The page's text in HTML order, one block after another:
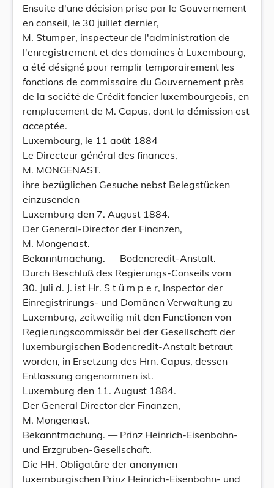
Ensuite d'une décision prise par le Gouvernement
en conseil, le 30 juillet dernier,
M. Stumper, inspecteur de l'administration de
l'enregistrement et des domaines à Luxembourg,
a été désigné pour remplir temporairement les
fonctions de commissaire du Gouvernement près
de la société de Crédit foncier luxembourgeois, en
remplacement de M. Capus, dont la démission est
acceptée.
Luxembourg, le 11 août 1884
Le Directeur général des finances,
M. MONGENAST.
ihre bezüglichen Gesuche nebst Belegstücken
einzusenden
Luxemburg den 7. August 1884.
Der General-Director der Finanzen,
M. Mongenast.
Bekanntmachung. — Bodencredit-Anstalt.
Durch Beschluß des Regierungs-Conseils vom
30. Juli d. J. ist Hr. S t ü m p e r, Inspector der
Einregistrirungs- und Domänen Verwaltung zu
Luxemburg, zeitweilig mit den Functionen von
Regierungscommissär bei der Gesellschaft der
luxemburgischen Bodencredit-Anstalt betraut
worden, in Ersetzung des Hrn. Capus, dessen
Entlassung angenommen ist.
Luxemburg den 11. August 1884.
Der General Director der Finanzen,
M. Mongenast.
Bekanntmachung. — Prinz Heinrich-Eisenbahn-
und Erzgruben-Gesellschaft.
Die HH. Obligatäre der anonymen
luxemburgischen Prinz Heinrich-Eisenbahn- und